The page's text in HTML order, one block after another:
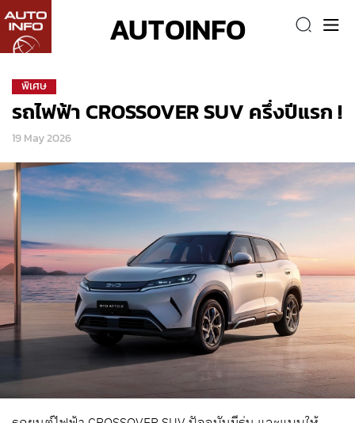
AUTOINFO
พิเศษ
รถไฟฟ้า CROSSOVER SUV ครึ่งปีแรก !
19 May 2026